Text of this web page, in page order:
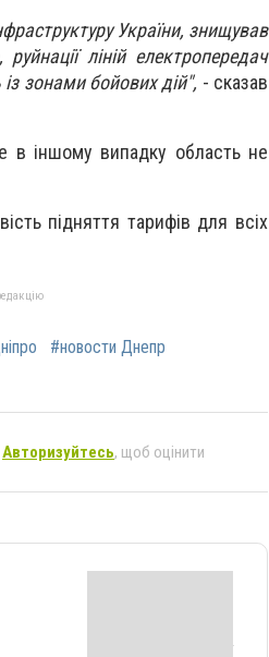
України, знищував
ліній електропередач
зонами бойових дій", - сказав
в іншому випадку область не
підняття тарифів для всіх
#новости Днепр
Авторизуйтесь, щоб оцінити